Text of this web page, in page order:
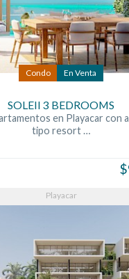
Condo En Venta
SOLEII 3 BEDROOMS
en Playacar con
tipo resort …
Playacar